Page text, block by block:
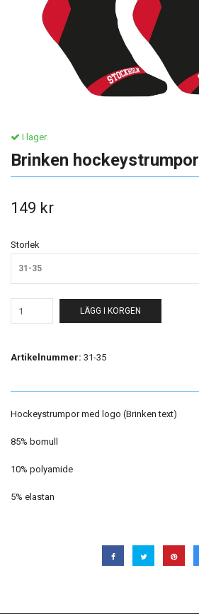
I lager.
Brinken hockeystrumpor
149 kr
Storlek
31-35
LÄGG I KORGEN
Artikelnummer: 31-35
Hockeystrumpor med logo (Brinken text)
85% bomull
10% polyamide
5% elastan